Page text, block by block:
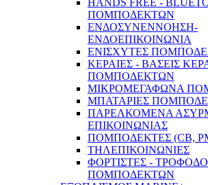
HANDS FREE -
ΠΟΜΠΟΔΕΚΤΩΝ
ΕΝΔΟΣΥΝΕΝΝΟΗΣΗ-
ΕΝΔΟΕΠΙΚΟΙΝΩΝΙΑ
ΕΝΙΣΧΥΤΕΣ
ΚΕΡΑΙΕΣ - ΒΑΣΕΙΣ
ΠΟΜΠΟΔΕΚΤΩΝ
ΜΙΚΡΟΜΕΓΑΦΩΝΑ
ΜΠΑΤΑΡΙΕΣ
ΠΑΡΕΛΚΟΜΕΝΑ
ΕΠΙΚΟΙΝΩΝΙΑΣ
ΠΟΜΠΟΔΕΚΤΕΣ (CB,
ΤΗΛΕΠΙΚΟΙΝΩΝΙΕΣ
ΦΟΡΤΙΣΤΕΣ -
ΠΟΜΠΟΔΕΚΤΩΝ